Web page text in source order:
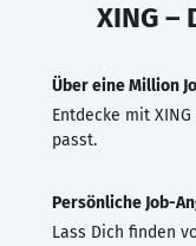
XING –
Über eine Million
Entdecke mit
passt.
Persönliche Job-
Lass Dich finden